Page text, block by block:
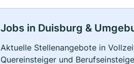
Jobs in Duisburg &
Aktuelle Stellenangebote in
Quereinsteiger und